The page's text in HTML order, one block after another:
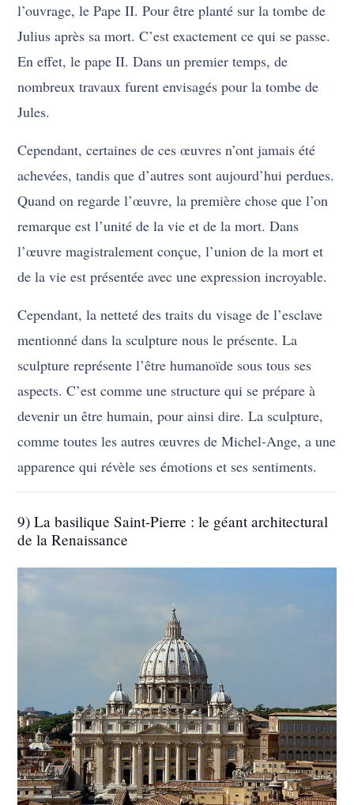
l’ouvrage, le Pape II. Pour être planté sur la tombe de
Julius après sa mort. C’est exactement ce qui se passe.
En effet, le pape II. Dans un premier temps, de
nombreux travaux furent envisagés pour la tombe de
Jules.
Cependant, certaines de ces œuvres n’ont jamais été
achevées, tandis que d’autres sont aujourd’hui perdues.
Quand on regarde l’œuvre, la première chose que l’on
remarque est l’unité de la vie et de la mort. Dans
l’œuvre magistralement conçue, l’union de la mort et
de la vie est présentée avec une expression incroyable.
Cependant, la netteté des traits du visage de l’esclave
mentionné dans la sculpture nous le présente. La
sculpture représente l’être humanoïde sous tous ses
aspects. C’est comme une structure qui se prépare à
devenir un être humain, pour ainsi dire. La sculpture,
comme toutes les autres œuvres de Michel-Ange, a une
apparence qui révèle ses émotions et ses sentiments.
9) La basilique Saint-Pierre : le géant architectural
de la Renaissance